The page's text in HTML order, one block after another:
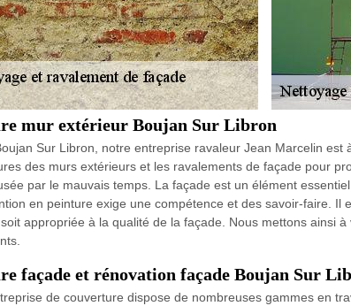
mur extérieur Boujan Sur Libron
Sur Libron, notre entreprise ravaleur Jean Marcelin
des murs extérieurs et les ravalements de façade pour
par le mauvais temps. La façade est un élément
en peinture exige une compétence et des savoir-faire. Il
appropriée à la qualité de la façade. Nous mettons ainsi
façade et rénovation façade Boujan Sur
de couverture dispose de nombreuses gammes en